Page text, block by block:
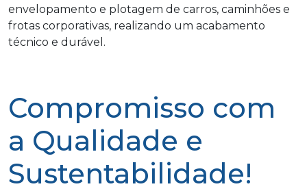
envelopamento e plotagem de carros, caminhões e
frotas corporativas, realizando um acabamento
técnico e durável.
Compromisso com
a Qualidade e
Sustentabilidade!